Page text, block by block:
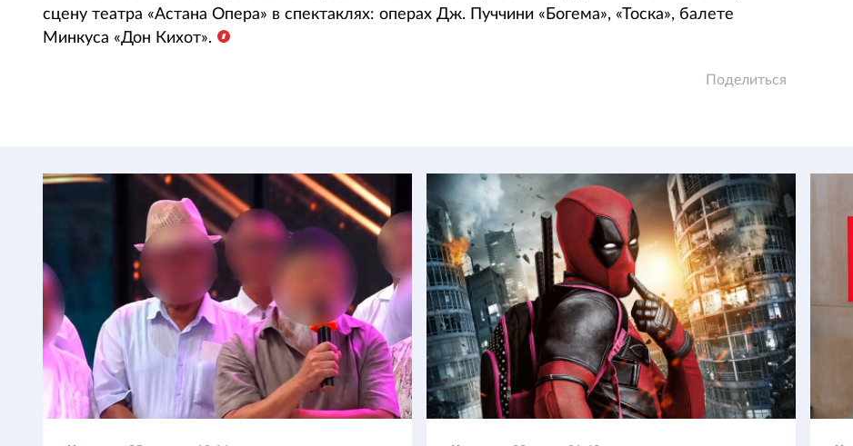
сцену театра «Астана Опера» в спектаклях: операх Дж. Пуччини «Богема», «Тоска», балете
Минкуса «Дон Кихот».
Поделиться